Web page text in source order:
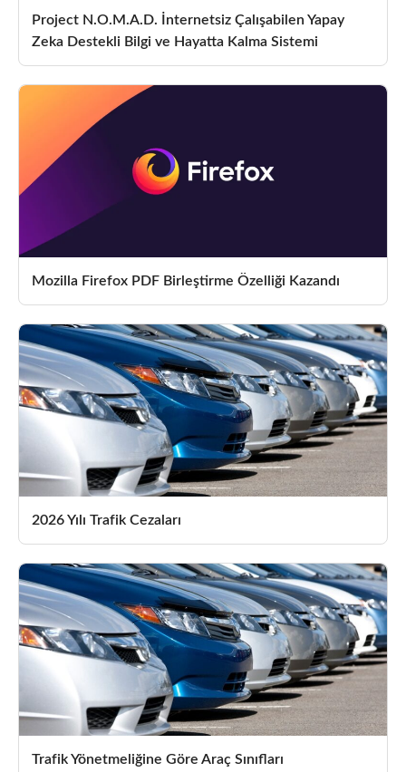
Project N.O.M.A.D. İnternetsiz Çalışabilen Yapay
Zeka Destekli Bilgi ve Hayatta Kalma Sistemi
Mozilla Firefox PDF Birleştirme Özelliği Kazandı
2026 Yılı Trafik Cezaları
Trafik Yönetmeliğine Göre Araç Sınıfları